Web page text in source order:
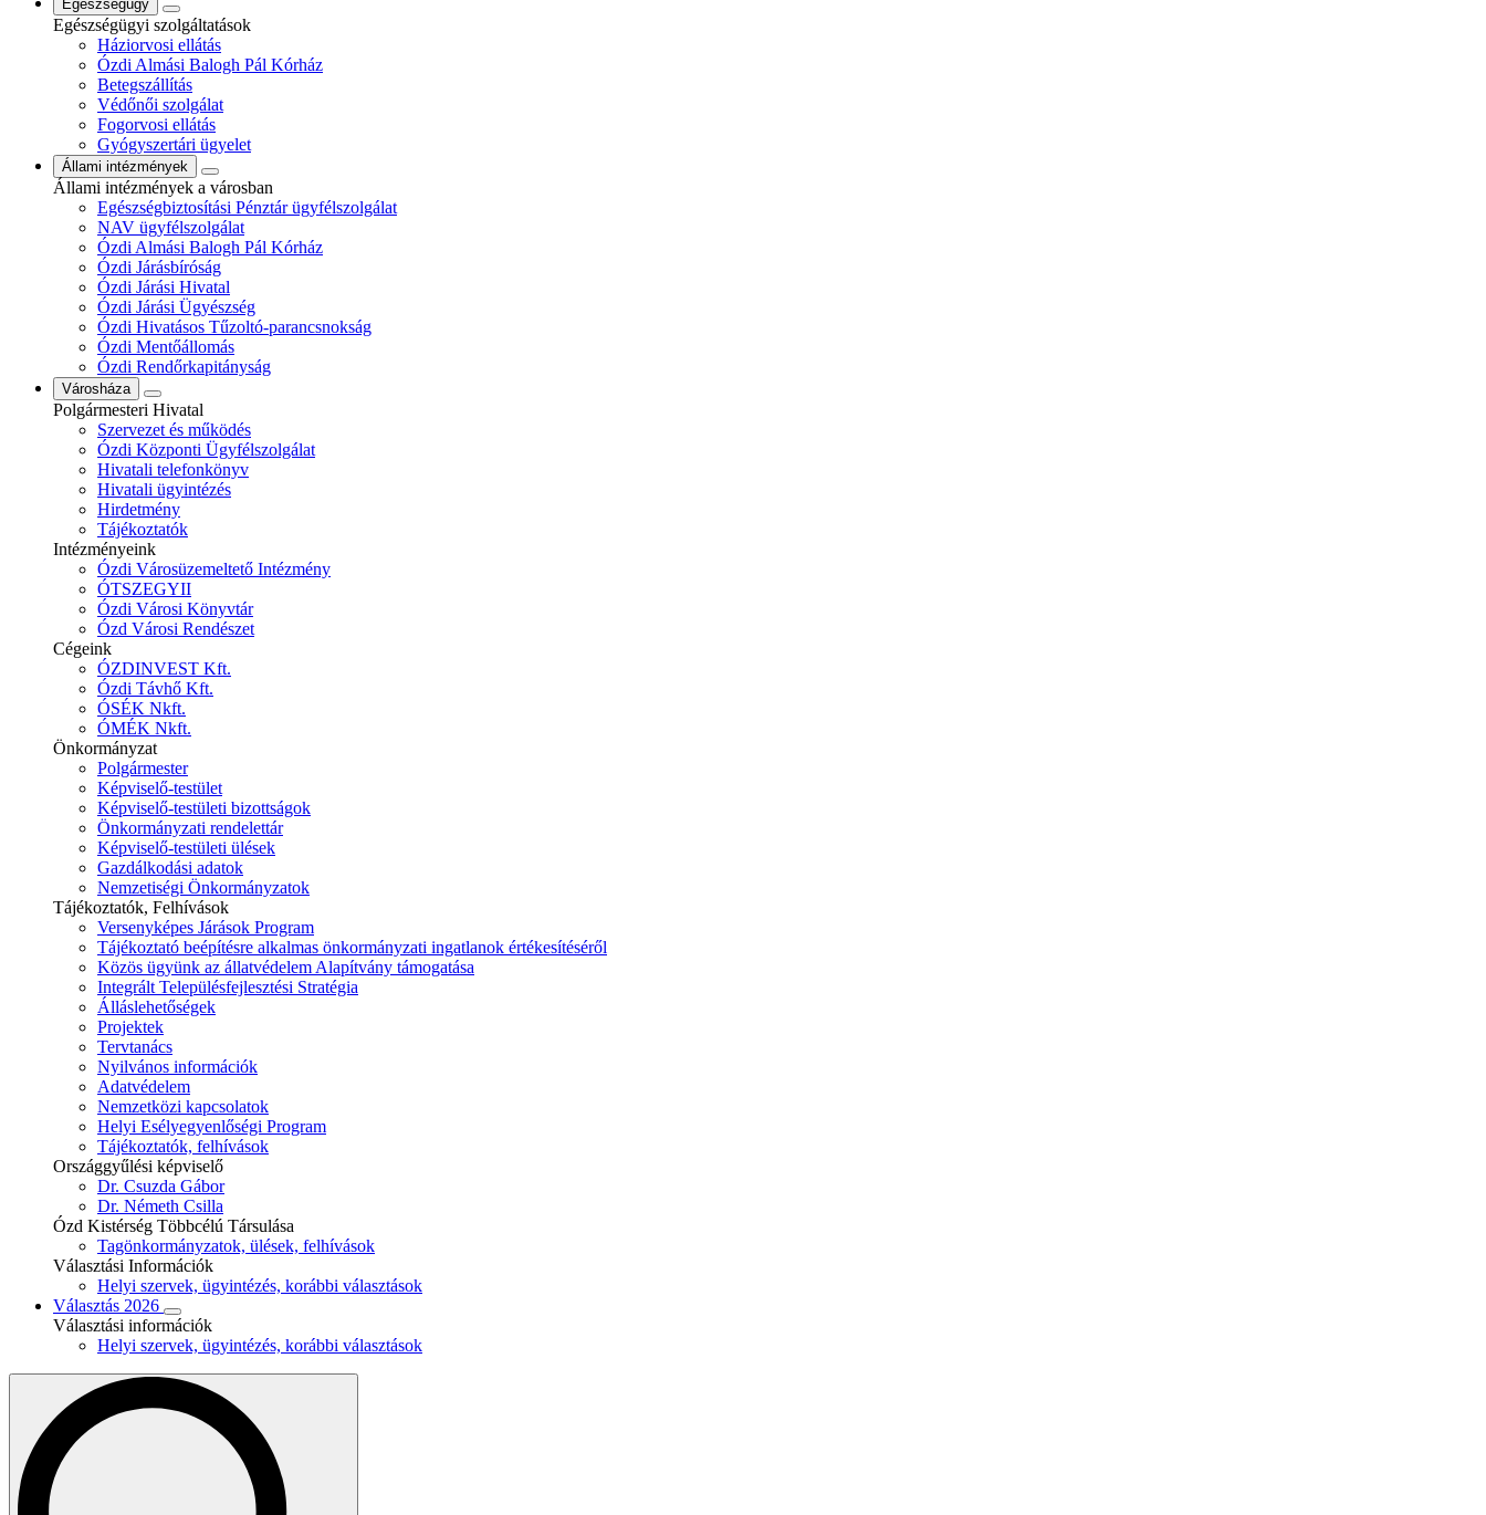
Egészségügy
Egészségügyi szolgáltatások
Háziorvosi ellátás
Ózdi Almási Balogh Pál Kórház
Betegszállítás
Védőnői szolgálat
Fogorvosi ellátás
Gyógyszertári ügyelet
Állami intézmények
Állami intézmények a városban
Egészségbiztosítási Pénztár ügyfélszolgálat
NAV ügyfélszolgálat
Ózdi Almási Balogh Pál Kórház
Ózdi Járásbíróság
Ózdi Járási Hivatal
Ózdi Járási Ügyészség
Ózdi Hivatásos Tűzoltó-parancsnokság
Ózdi Mentőállomás
Ózdi Rendőrkapitányság
Városháza
Polgármesteri Hivatal
Szervezet és működés
Ózdi Központi Ügyfélszolgálat
Hivatali telefonkönyv
Hivatali ügyintézés
Hirdetmény
Tájékoztatók
Intézményeink
Ózdi Városüzemeltető Intézmény
ÓTSZEGYII
Ózdi Városi Könyvtár
Ózd Városi Rendészet
Cégeink
ÓZDINVEST Kft.
Ózdi Távhő Kft.
ÓSÉK Nkft.
ÓMÉK Nkft.
Önkormányzat
Polgármester
Képviselő-testület
Képviselő-testületi bizottságok
Önkormányzati rendelettár
Képviselő-testületi ülések
Gazdálkodási adatok
Nemzetiségi Önkormányzatok
Tájékoztatók, Felhívások
Versenyképes Járások Program
Tájékoztató beépítésre alkalmas önkormányzati ingatlanok értékesítéséről
Közös ügyünk az állatvédelem Alapítvány támogatása
Integrált Településfejlesztési Stratégia
Álláslehetőségek
Projektek
Tervtanács
Nyilvános információk
Adatvédelem
Nemzetközi kapcsolatok
Helyi Esélyegyenlőségi Program
Tájékoztatók, felhívások
Országgyűlési képviselő
Dr. Csuzda Gábor
Dr. Németh Csilla
Ózd Kistérség Többcélú Társulása
Tagönkormányzatok, ülések, felhívások
Választási Információk
Helyi szervek, ügyintézés, korábbi választások
Választás 2026
Választási információk
Helyi szervek, ügyintézés, korábbi választások